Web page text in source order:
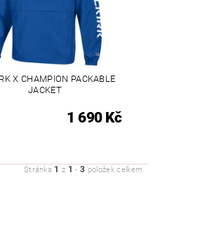
X CHAMPION PACKABLE
JACKET
1 690 Kč
Stránka 1 z 1 -3 položek celkem